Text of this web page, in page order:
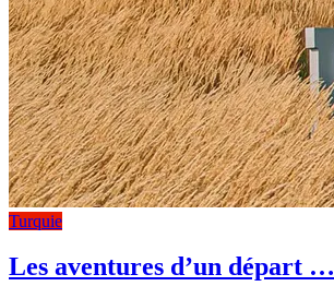
Turquie
Les aventures d’un départ …